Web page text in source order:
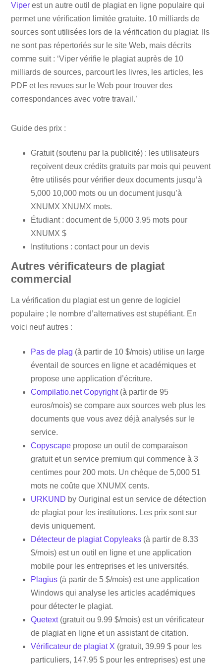
Viper est un autre outil de plagiat en ligne populaire qui
permet une vérification limitée gratuite. 10 milliards de
sources sont utilisées lors de la vérification du plagiat. Ils
ne sont pas répertoriés sur le site Web, mais décrits
comme suit : ‘Viper vérifie le plagiat auprès de 10
milliards de sources, parcourt les livres, les articles, les
PDF et les revues sur le Web pour trouver des
correspondances avec votre travail.’
Guide des prix :
Gratuit (soutenu par la publicité) : les utilisateurs
reçoivent deux crédits gratuits par mois qui peuvent
être utilisés pour vérifier deux documents jusqu’à
5,000 10,000 mots ou un document jusqu’à
XNUMX XNUMX mots.
Étudiant : document de 5,000 3.95 mots pour
XNUMX $
Institutions : contact pour un devis
Autres vérificateurs de plagiat
commercial
La vérification du plagiat est un genre de logiciel
populaire ; le nombre d’alternatives est stupéfiant. En
voici neuf autres :
Pas de plag (à partir de 10 $/mois) utilise un large
éventail de sources en ligne et académiques et
propose une application d’écriture.
Compilatio.net Copyright(à partir de 95
euros/mois) se compare aux sources web plus les
documents que vous avez déjà analysés sur le
service.
Copyscape propose un outil de comparaison
gratuit et un service premium qui commence à 3
centimes pour 200 mots. Un chèque de 5,000 51
mots ne coûte que XNUMX cents.
URKUND by Ouriginal est un service de détection
de plagiat pour les institutions. Les prix sont sur
devis uniquement.
Détecteur de plagiat Copyleaks (à partir de 8.33
$/mois) est un outil en ligne et une application
mobile pour les entreprises et les universités.
Plagius (à partir de 5 $/mois) est une application
Windows qui analyse les articles académiques
pour détecter le plagiat.
Quetext(gratuit ou 9.99 $/mois) est un vérificateur
de plagiat en ligne et un assistant de citation.
Vérificateur de plagiat X (gratuit, 39.99 $ pour les
particuliers, 147.95 $ pour les entreprises) est une